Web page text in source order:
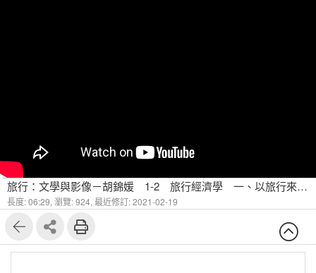
旅行：文學與影像－胡錦媛 1-2 旅⾏經濟學 ⼀、以旅⾏來比喻⼈⽣：⼈⽣如旅
長度: 06:29, 瀏覽: 924, 最近修訂: 2021-02-19